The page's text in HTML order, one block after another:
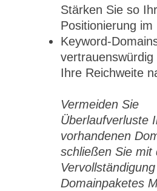
Stärken Sie so
Positionierung im
Keyword-
Ihre Reichweite
Vermeiden Sie
Überlaufverluste
vorhandenen
schließen Sie mit
Domainpaketes